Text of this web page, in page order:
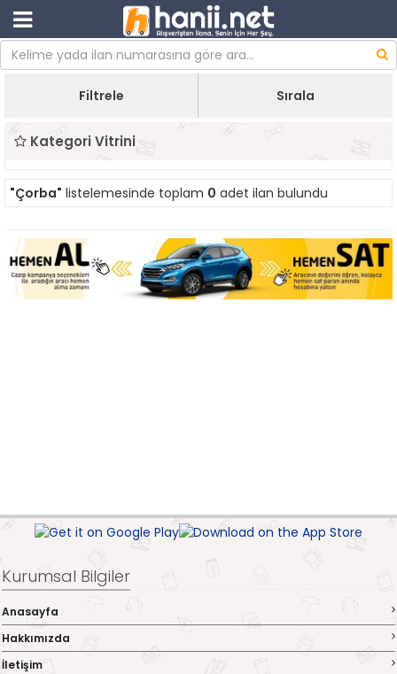
Filtrele Sırala
Kategori Vitrini
"Çorba" listelemesinde toplam 0 adet ilan bulundu
Kurumsal Bilgiler
Anasayfa
Hakkımızda
İletişim